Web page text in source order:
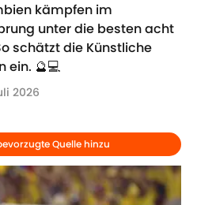
kämpfen im
unter die besten acht
schätzt die Künstliche
ein. 🔮💻
2026
Quelle hinzu